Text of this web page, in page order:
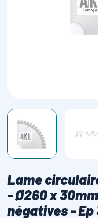
Lame
- Ø260 x
négatives - Ep